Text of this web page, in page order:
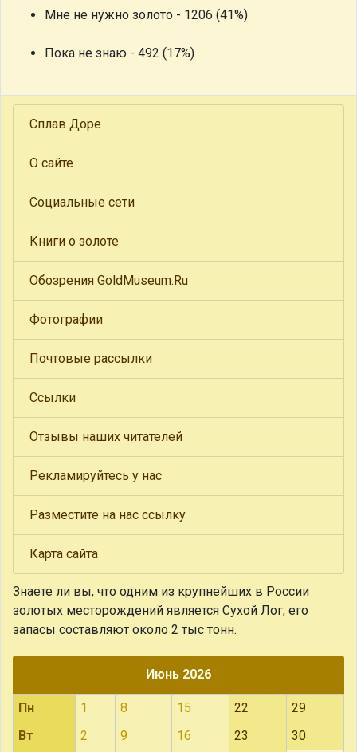
Мне не нужно золото - 1206 (41%)
Пока не знаю - 492 (17%)
Сплав Доре
О сайте
Социальные сети
Книги о золоте
Обозрения GoldMuseum.Ru
Фотографии
Почтовые рассылки
Ссылки
Отзывы наших читателей
Рекламируйтесь у нас
Разместите на нас ссылку
Карта сайта
Знаете ли вы, что одним из крупнейших в России
золотых месторождений является Сухой Лог, его
запасы составляют около 2 тыс тонн.
Июнь 2026
Пн 1 8 15 22
29
Вт
2 9 16 23 30